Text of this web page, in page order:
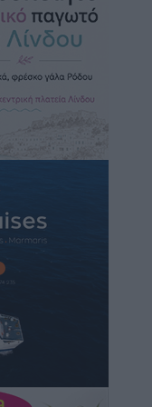
– Προχωρά
στην Κω
σε
–
μητέρα και
το
– Η
της Χαρούλας
γεγονότα που
Λέρου
στις